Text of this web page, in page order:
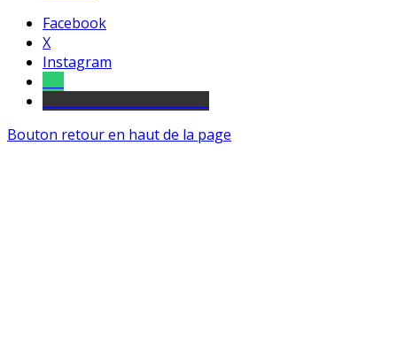
Facebook
X
Instagram
Bouton retour en haut de la page